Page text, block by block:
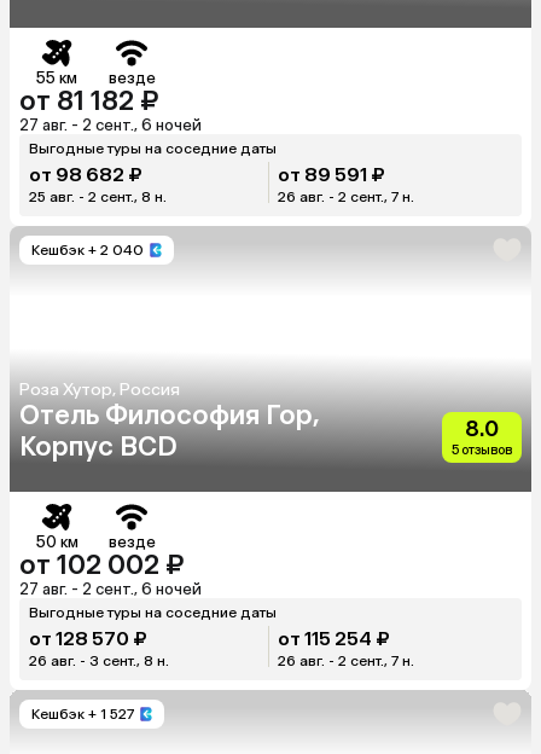
55 км везде
от 81 182 ₽
27 авг. - 2 сент., 6 ночей
Выгодные туры на соседние даты
от 98 682 ₽
25 авг. - 2 сент., 8 н.
от 89 591 ₽
26 авг. - 2 сент., 7 н.
Кешбэк + 2 040
Роза Хутор, Россия
Отель Философия Гор,
Корпус BCD
8.0
5 отзывов
50 км везде
от 102 002 ₽
27 авг. - 2 сент., 6 ночей
Выгодные туры на соседние даты
от 128 570 ₽
26 авг. - 3 сент., 8 н.
от 115 254 ₽
26 авг. - 2 сент., 7 н.
Кешбэк + 1 527